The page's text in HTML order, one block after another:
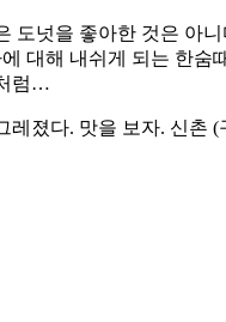
도넛을 좋아한 것은 아
대해 내쉬게 되는 한
럼…
레졌다. 맛을 보자. 신촌